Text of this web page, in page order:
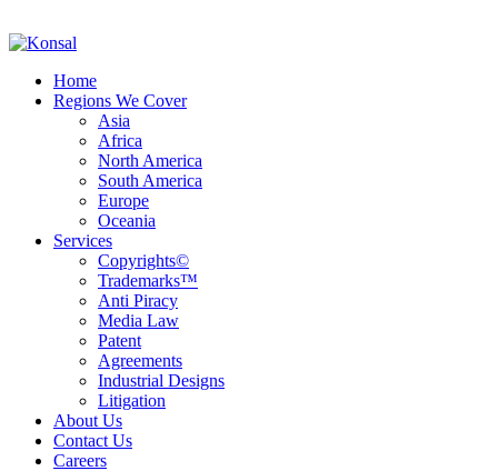
Home
Regions We Cover
Asia
Africa
North America
South America
Europe
Oceania
Services
Copyrights©
Trademarks™
Anti Piracy
Media Law
Patent
Agreements
Industrial Designs
Litigation
About Us
Contact Us
Careers